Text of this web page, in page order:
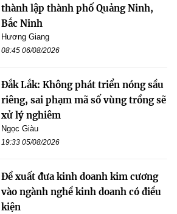
thành lập thành phố Quảng Ninh,
Bắc Ninh
Hương Giang
08:45 06/08/2026
Đắk Lắk: Không phát triển nóng sầu
riêng, sai phạm mã số vùng trồng sẽ
xử lý nghiêm
Ngọc Giàu
19:33 05/08/2026
Đề xuất đưa kinh doanh kim cương
vào ngành nghề kinh doanh có điều
kiện